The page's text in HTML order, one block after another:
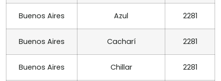
Buenos Aires Azul 2281
Buenos Aires Cacharí 2281
Buenos Aires Chillar 2281